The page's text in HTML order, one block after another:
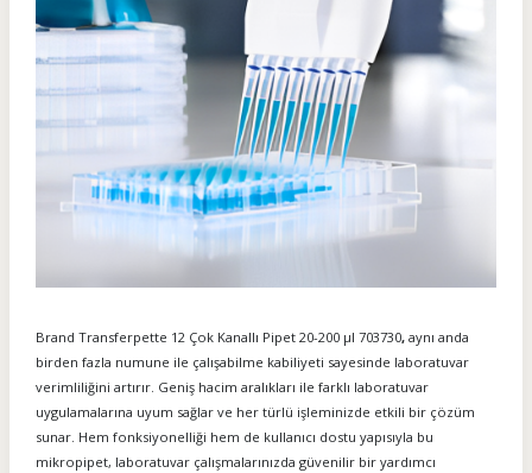
Brand Transferpette 12 Çok Kanallı Pipet 20-200 µl 703730, aynı anda
birden fazla numune ile çalışabilme kabiliyeti sayesinde laboratuvar
verimliliğini artırır. Geniş hacim aralıkları ile farklı laboratuvar
uygulamalarına uyum sağlar ve her türlü işleminizde etkili bir çözüm
sunar. Hem fonksiyonelliği hem de kullanıcı dostu yapısıyla bu
mikropipet, laboratuvar çalışmalarınızda güvenilir bir yardımcı